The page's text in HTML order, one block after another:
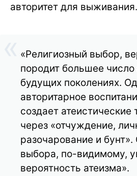
авторитет для выживания.
«Религиозный выбор,
породит большее число
будущих поколениях.
авторитарное
создает атеистические
через «отчуждение,
разочарование и бунт».
выбора, по-видимому,
вероятность атеизма».